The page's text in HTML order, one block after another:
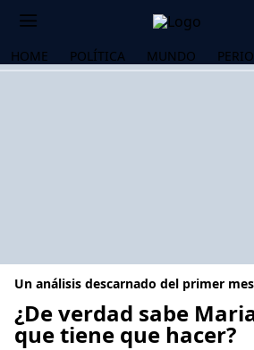
HOME POLÍTICA MUNDO
Un análisis descarnado del primer
¿De verdad sabe
que tiene que hacer?